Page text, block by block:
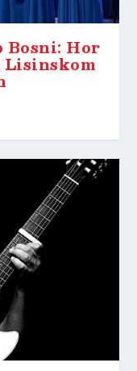
Bosni: Hor
Lisinskom